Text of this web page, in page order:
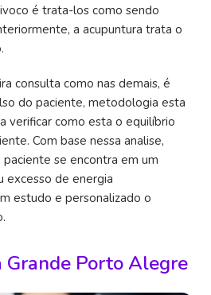
é trata-los como sendo
a acupuntura trata o
consulta como nas demais, é
do paciente, metodologia esta
verificar como esta o equilíbrio
Com base nessa analise,
se encontra em um
excesso de energia
estudo e personalizado o
Porto Alegre